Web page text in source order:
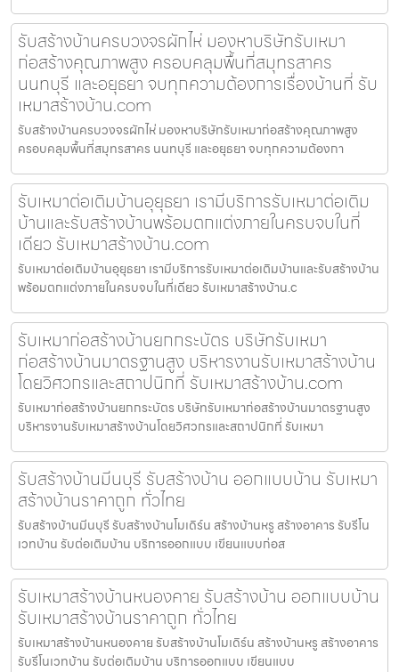
รับสร้างบ้านครบวงจรผักไห่ มองหาบริษัทรับเหมา
ก่อสร้างคุณภาพสูง ครอบคลุมพื้นที่สมุทรสาคร
นนทบุรี และอยุธยา จบทุกความต้องการเรื่องบ้านที่ รับ
เหมาสร้างบ้าน.com
รับสร้างบ้านครบวงจรผักไห่ มองหาบริษัทรับเหมาก่อสร้างคุณภาพสูง
ครอบคลุมพื้นที่สมุทรสาคร นนทบุรี และอยุธยา จบทุกความต้องกา
รับเหมาต่อเติมบ้านอุยุธยา เรามีบริการรับเหมาต่อเติม
บ้านและรับสร้างบ้านพร้อมตกแต่งภายในครบจบในที่
เดียว รับเหมาสร้างบ้าน.com
รับเหมาต่อเติมบ้านอุยุธยา เรามีบริการรับเหมาต่อเติมบ้านและรับสร้างบ้าน
พร้อมตกแต่งภายในครบจบในที่เดียว รับเหมาสร้างบ้าน.c
รับเหมาก่อสร้างบ้านยกกระบัตร บริษัทรับเหมา
ก่อสร้างบ้านมาตรฐานสูง บริหารงานรับเหมาสร้างบ้าน
โดยวิศวกรและสถาปนิกที่ รับเหมาสร้างบ้าน.com
รับเหมาก่อสร้างบ้านยกกระบัตร บริษัทรับเหมาก่อสร้างบ้านมาตรฐานสูง
บริหารงานรับเหมาสร้างบ้านโดยวิศวกรและสถาปนิกที่ รับเหมา
รับสร้างบ้านมีนบุรี รับสร้างบ้าน ออกแบบบ้าน รับเหมา
สร้างบ้านราคาถูก ทั่วไทย
รับสร้างบ้านมีนบุรี รับสร้างบ้านโมเดิร์น สร้างบ้านหรู สร้างอาคาร รับรีโน
เวทบ้าน รับต่อเติมบ้าน บริการออกแบบ เขียนแบบก่อส
รับเหมาสร้างบ้านหนองคาย รับสร้างบ้าน ออกแบบบ้าน
รับเหมาสร้างบ้านราคาถูก ทั่วไทย
รับเหมาสร้างบ้านหนองคาย รับสร้างบ้านโมเดิร์น สร้างบ้านหรู สร้างอาคาร
รับรีโนเวทบ้าน รับต่อเติมบ้าน บริการออกแบบ เขียนแบบ